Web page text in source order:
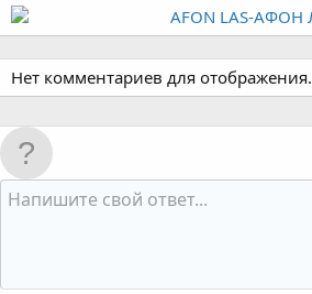
Нет комментариев для отображения.